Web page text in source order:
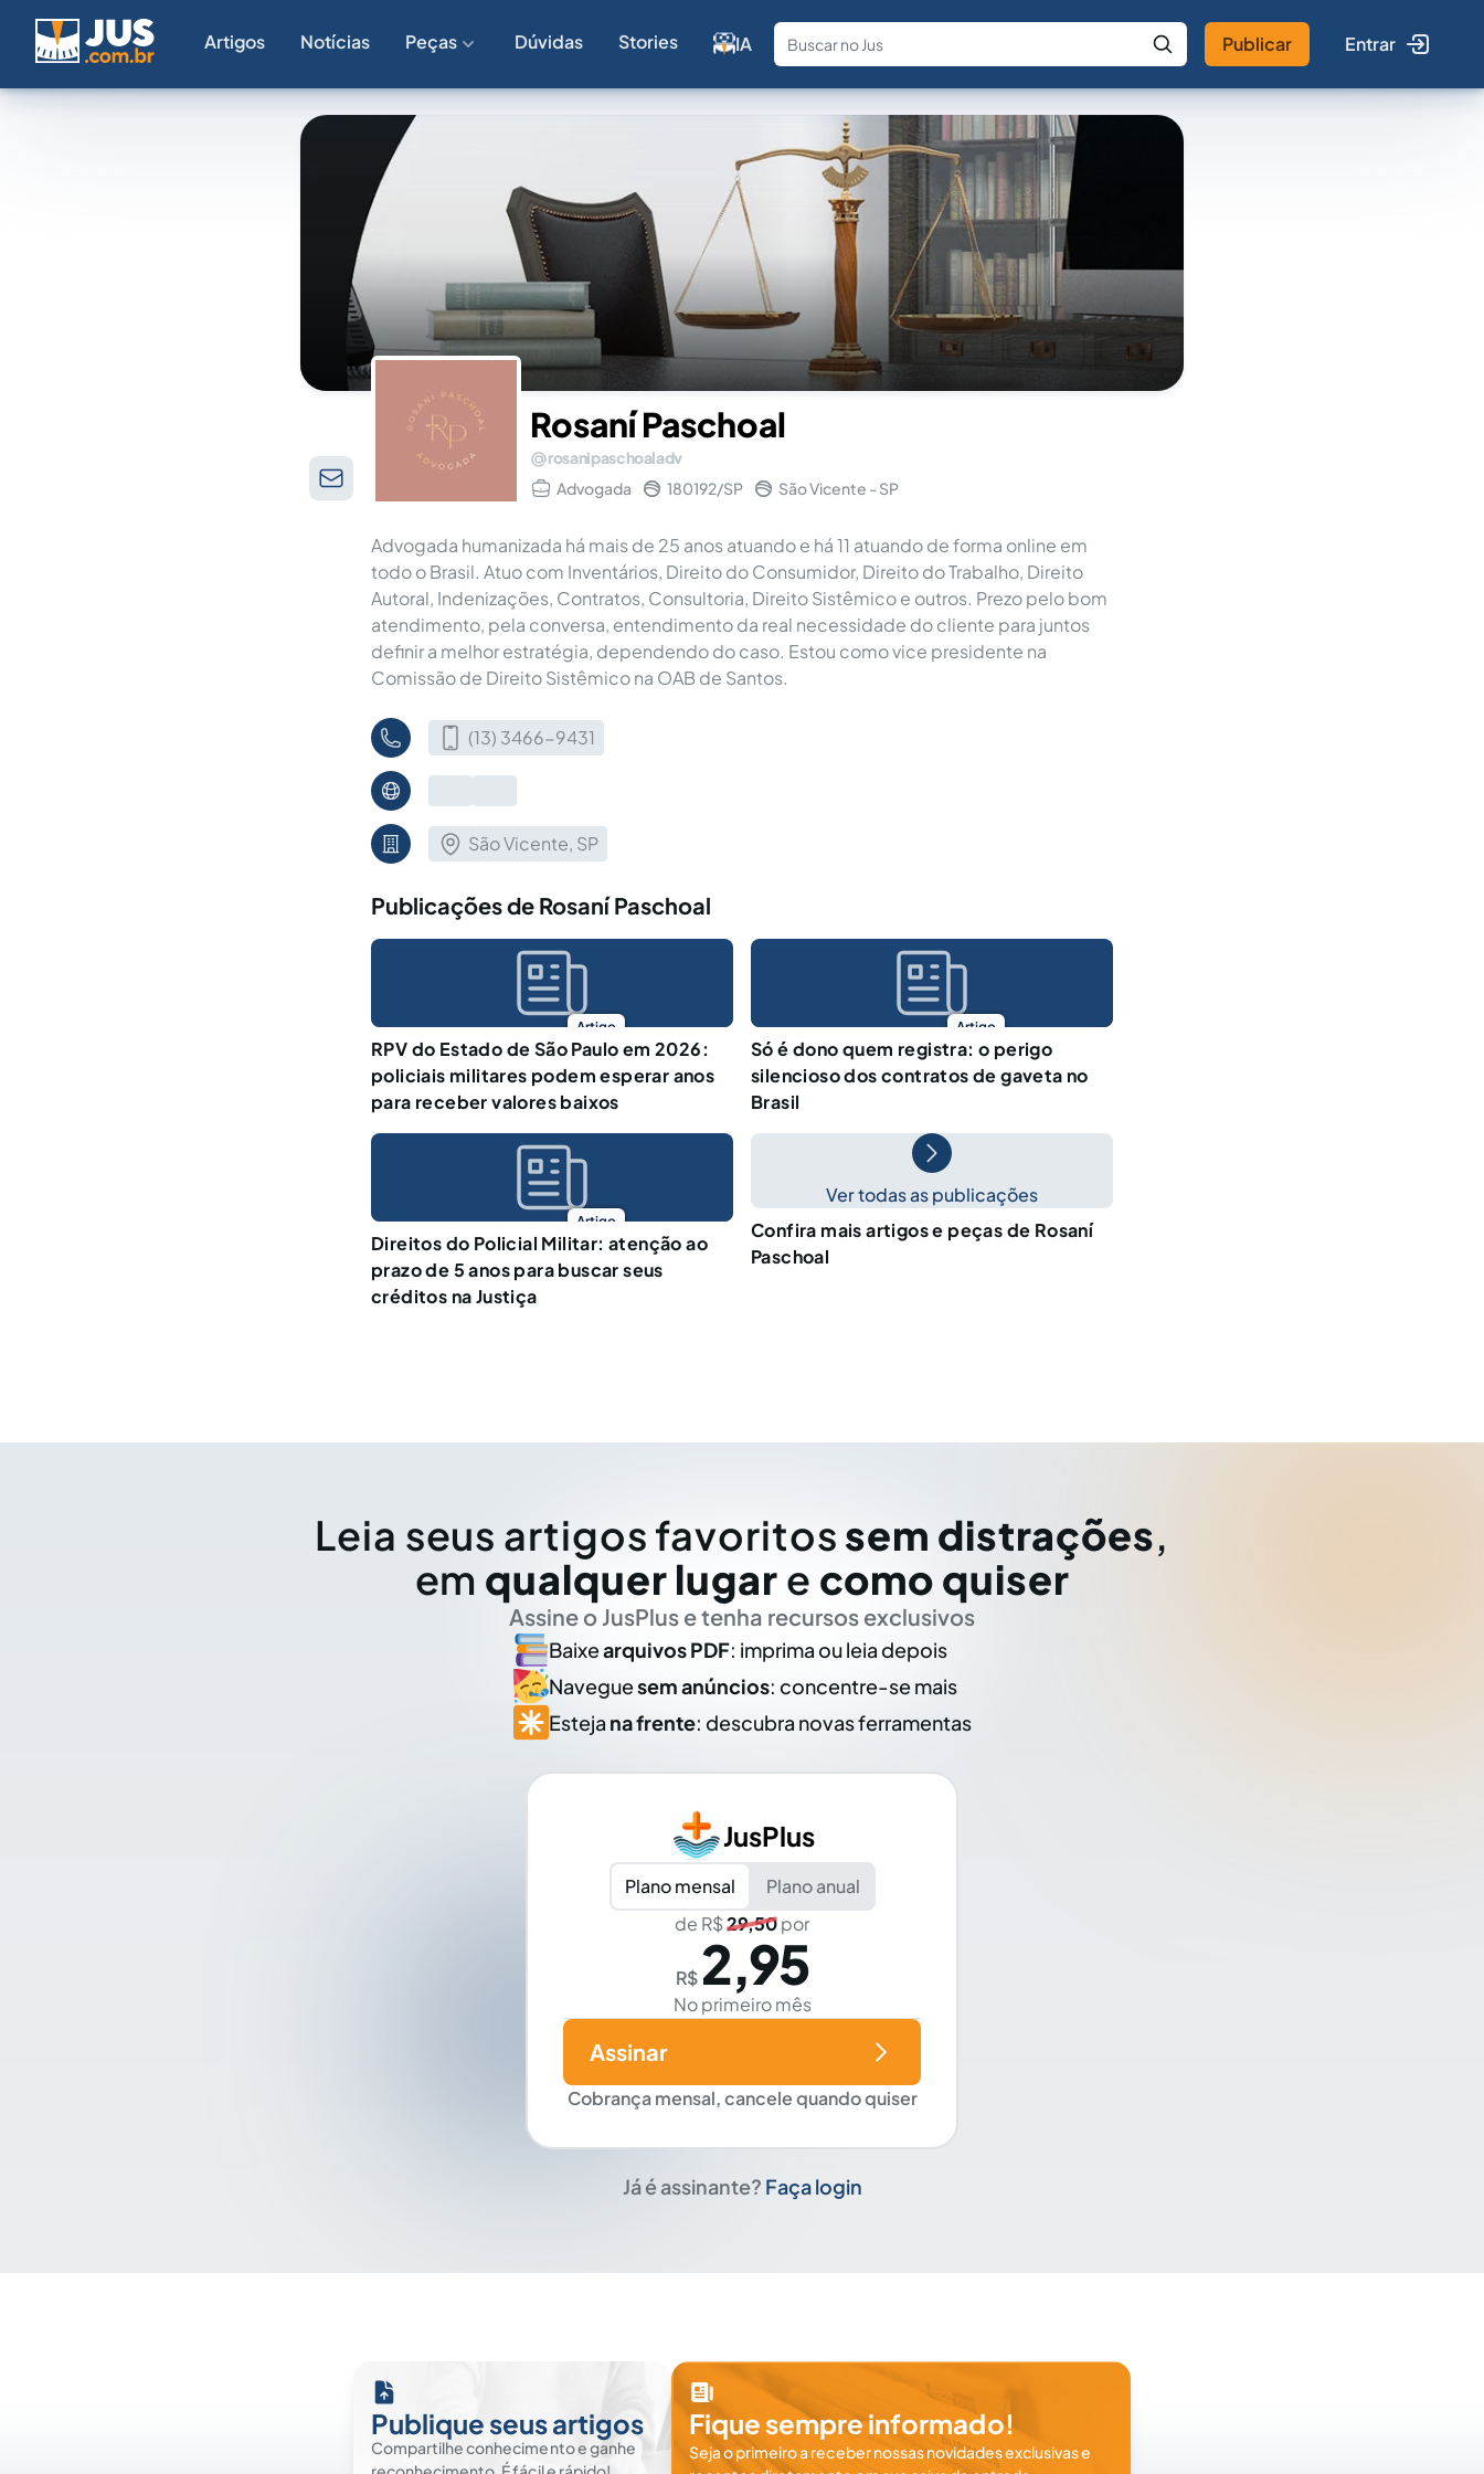
Artigos Notícias Peças Dúvidas Stories IA
Fale com a IA Buscar no Jus
Publicar Entrar
Rosaní Paschoal
rosanipaschoaladv
Advogada
180192/SP São Vicente - SP
Advogada humanizada há mais de 25 anos atuando e há 11 atuando de forma online em
todo o Brasil. Atuo com Inventários, Direito do Consumidor, Direito do Trabalho, Direito
Autoral, Indenizações, Contratos, Consultoria, Direito Sistêmico e outros. Prezo pelo bom
atendimento, pela conversa, entendimento da real necessidade do cliente para juntos
definir a melhor estratégia, dependendo do caso. Estou como vice presidente na
Comissão de Direito Sistêmico na OAB de Santos.
(13) 3466-9431
São Vicente, SP
Publicações de Rosaní Paschoal
Artigo
RPV do Estado de São Paulo em 2026:
policiais militares podem esperar anos
para receber valores baixos
Artigo
Só é dono quem registra: o perigo
silencioso dos contratos de gaveta no
Brasil
Artigo
Direitos do Policial Militar: atenção ao
prazo de 5 anos para buscar seus
créditos na Justiça
Ver todas as publicações
Confira mais artigos e peças de Rosaní
Paschoal
Leia seus artigos favoritos sem distrações,
em qualquer lugar e como quiser
Assine o JusPlus e tenha recursos exclusivos
Baixearquivos PDF: imprima ou leia depois
Naveguesem anúncios: concentre-se mais
Esteja na frente: descubra novas ferramentas
JusPlus
Plano mensal
Plano anual
de R$29,50por
R$ 2,95
No primeiro mês
Cobrança mensal, cancele quando quiser
Assinar
Já é assinante? Faça login
Publique seus artigos
Compartilhe conhecimento e ganhe
Fique sempre informado!
Seja o primeiro a receber nossas novidades exclusivas e